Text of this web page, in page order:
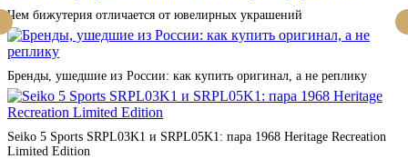
Чем бижутерия отличается от ювелирных украшений
Бренды, ушедшие из России: как купить оригинал, а не реплику
Seiko 5 Sports SRPL03K1 и SRPL05K1: пара 1968 Heritage Recreation
Limited Edition